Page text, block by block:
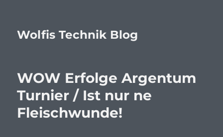
Wolfis Technik Blog
WOW Erfolge Argentum
Turnier / Ist nur ne
Fleischwunde!